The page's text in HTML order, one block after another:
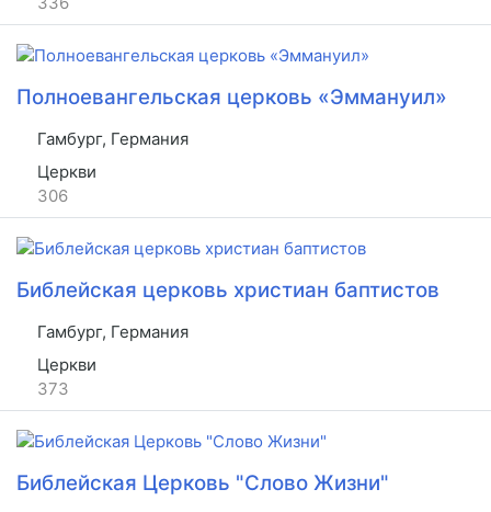
Полноевангельская церковь «Эммануил»
Гамбург, Германия
Церкви
306
Библейская церковь христиан баптистов
Гамбург, Германия
Церкви
373
Библейская Церковь "Слово Жизни"